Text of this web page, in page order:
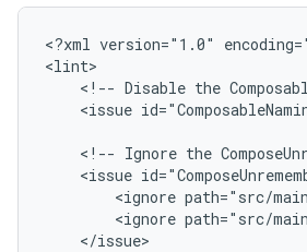
<?xml version="1.0"
<!-- Disable the
<issue
<!-- Ignore the
<issue
<ignore path="src/
<ignore path="src/
</issue>